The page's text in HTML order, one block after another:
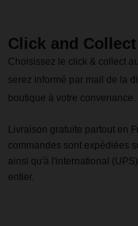
Click and Collect
Choisissez le click & collect
serez informé par mail de la
boutique à votre convenance.
Livraison gratuite partout en
commandes sont expédiées
ainsi qu'à l'international
entier.